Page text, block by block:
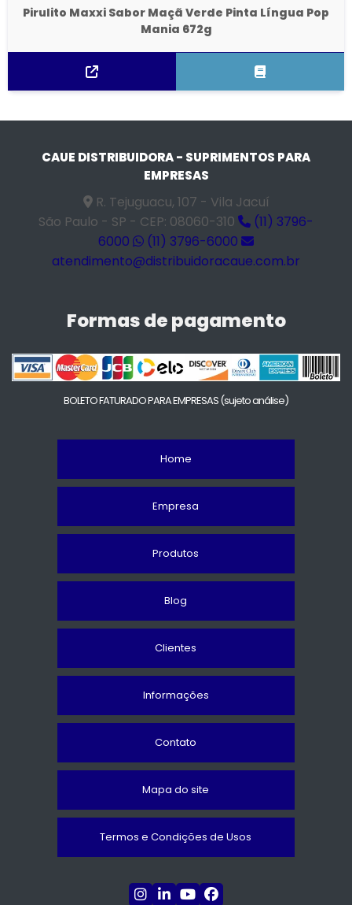
Pirulito Maxxi Sabor Maçã Verde Pinta Língua Pop
Mania 672g
CAUE DISTRIBUIDORA - SUPRIMENTOS PARA
EMPRESAS
R. Tejuguacu, 107 - Vila Jacuí
São Paulo - SP - CEP: 08060-310
(11) 3796-
6000
(11) 3796-6000
atendimento@distribuidoracaue.com.br
Formas de pagamento
BOLETO FATURADO PARA EMPRESAS(sujeto análise)
Home
Empresa
Produtos
Blog
Clientes
Informações
Contato
Mapa do site
Termos e Condições de Usos